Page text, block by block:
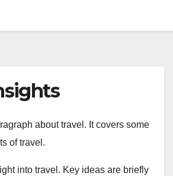
about travel. It covers some
of travel.
into travel. Key ideas are briefly